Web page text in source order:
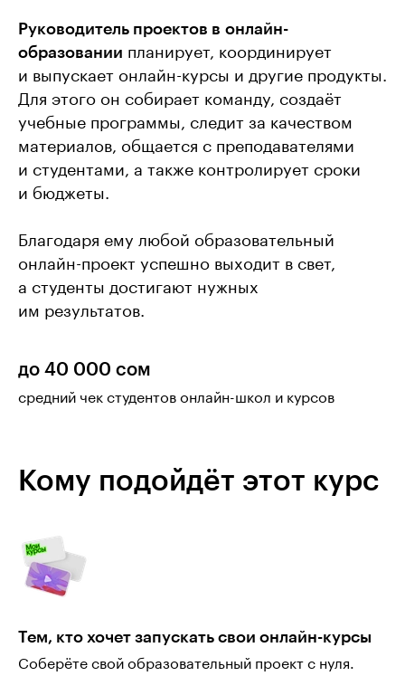
Руководитель проектов в онлайн-
образовании планирует, координирует
и выпускает онлайн-курсы и другие продукты.
Для этого он собирает команду, создаёт
учебные программы, следит за качеством
материалов, общается с преподавателями
и студентами, а также контролирует сроки
и бюджеты.
Благодаря ему любой образовательный
онлайн-проект успешно выходит в свет,
а студенты достигают нужных
им результатов.
до 40 000 сом
средний чек студентов онлайн-школ и курсов
Кому подойдёт этот курс
Тем, кто хочет запускать свои онлайн-курсы
Соберёте свой образовательный проект с нуля.